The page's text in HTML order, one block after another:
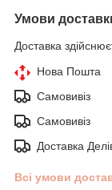
Умови
Доставка
Нова Пошта
Самовивіз
Самовивіз
Доставка
Всі умови